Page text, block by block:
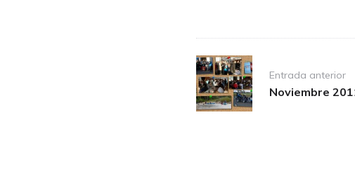
Post
navigationEntrada anterior
Noviembre